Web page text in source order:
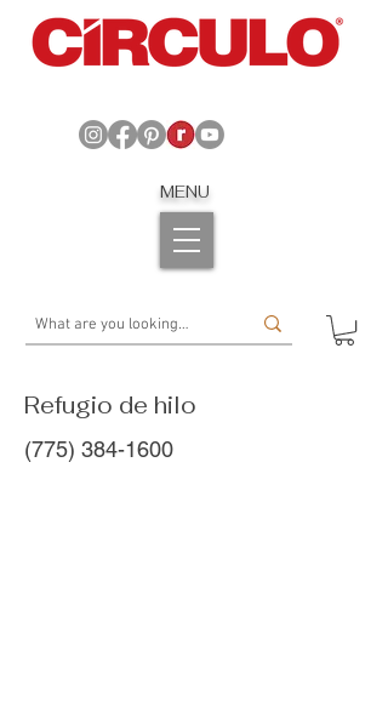
MENU
Refugio de hilo
(775) 384-1600